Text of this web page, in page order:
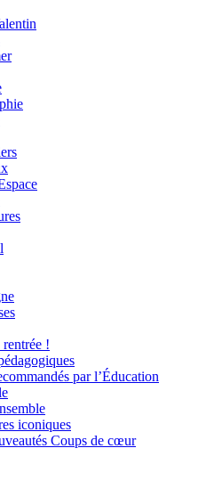
rentrée !
par l’Éducation
iconiques
Coups de cœur